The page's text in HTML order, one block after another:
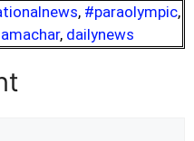
, #paraolympic,
, dailynews